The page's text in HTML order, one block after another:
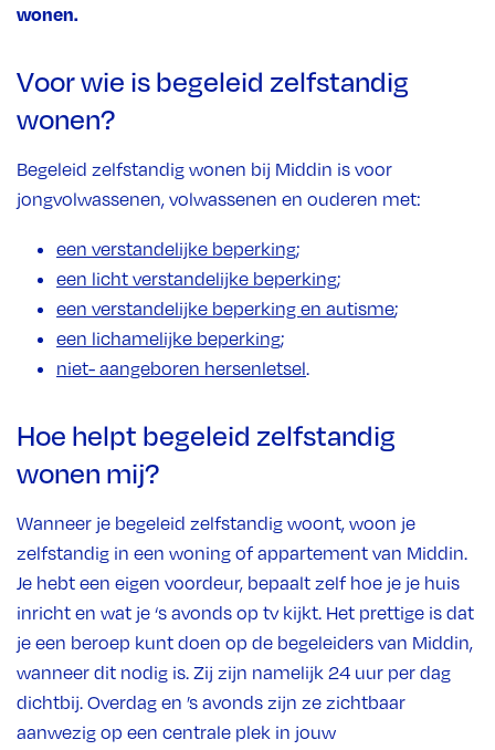
wonen.
Voor wie is begeleid zelfstandig
wonen?
Begeleid zelfstandig wonen bij Middin is voor
jongvolwassenen, volwassenen en ouderen met:
een verstandelijke beperking;
een licht verstandelijke beperking;
een verstandelijke beperking en autisme;
een lichamelijke beperking;
niet- aangeboren hersenletsel.
Hoe helpt begeleid zelfstandig
wonen mij?
Wanneer je begeleid zelfstandig woont, woon je
zelfstandig in een woning of appartement van Middin.
Je hebt een eigen voordeur, bepaalt zelf hoe je je huis
inricht en wat je ‘s avonds op tv kijkt. Het prettige is dat
je een beroep kunt doen op de begeleiders van Middin,
wanneer dit nodig is. Zij zijn namelijk 24 uur per dag
dichtbij. Overdag en ’s avonds zijn ze zichtbaar
aanwezig op een centrale plek in jouw